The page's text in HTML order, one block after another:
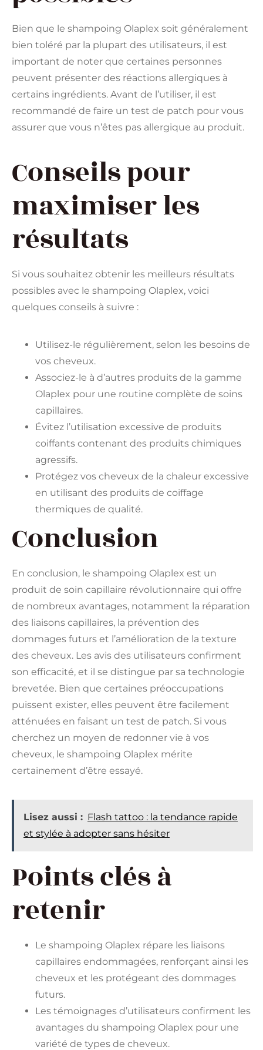
Bien que le shampoing Olaplex soit généralement
bien toléré par la plupart des utilisateurs, il est
important de noter que certaines personnes
peuvent présenter des réactions allergiques à
certains ingrédients. Avant de l’utiliser, il est
recommandé de faire un test de patch pour vous
assurer que vous n’êtes pas allergique au produit.
Conseils pour
maximiser les
résultats
Si vous souhaitez obtenir les meilleurs résultats
possibles avec le shampoing Olaplex, voici
quelques conseils à suivre :
Utilisez-le régulièrement, selon les besoins de
vos cheveux.
Associez-le à d’autres produits de la gamme
Olaplex pour une routine complète de soins
capillaires.
Évitez l’utilisation excessive de produits
coiffants contenant des produits chimiques
agressifs.
Protégez vos cheveux de la chaleur excessive
en utilisant des produits de coiffage
thermiques de qualité.
Conclusion
En conclusion, le shampoing Olaplex est un
produit de soin capillaire révolutionnaire qui offre
de nombreux avantages, notamment la réparation
des liaisons capillaires, la prévention des
dommages futurs et l’amélioration de la texture
des cheveux. Les avis des utilisateurs confirment
son efficacité, et il se distingue par sa technologie
brevetée. Bien que certaines préoccupations
puissent exister, elles peuvent être facilement
atténuées en faisant un test de patch. Si vous
cherchez un moyen de redonner vie à vos
cheveux, le shampoing Olaplex mérite
certainement d’être essayé.
Lisez aussi : Flash tattoo : la tendance rapide
et stylée à adopter sans hésiter
Points clés à
retenir
Le shampoing Olaplex répare les liaisons
capillaires endommagées, renforçant ainsi les
cheveux et les protégeant des dommages
futurs.
Les témoignages d’utilisateurs confirment les
avantages du shampoing Olaplex pour une
variété de types de cheveux.